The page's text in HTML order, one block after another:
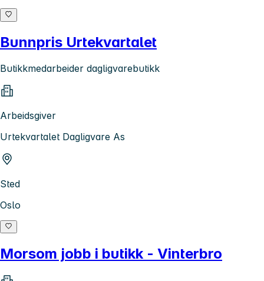
Bunnpris Urtekvartalet
Butikkmedarbeider dagligvarebutikk
Arbeidsgiver
Urtekvartalet Dagligvare As
Sted
Oslo
Morsom jobb i butikk - Vinterbro